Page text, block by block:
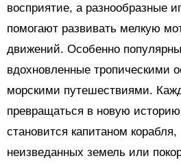
восприятие, а разнообразные
помогают развивать мелкую
движений. Особенно
вдохновленные тропическими
морскими путешествиями.
превращаться в новую
становится капитаном
неизведанных земель или